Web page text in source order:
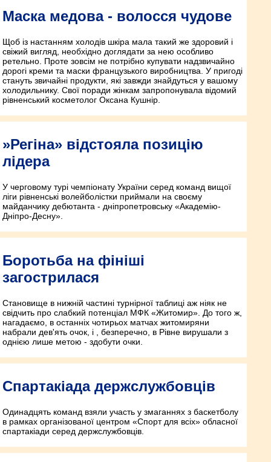
Маска медова - волосся чудове
Щоб із настанням холодів шкіра мала такий же здоровий і
свіжий вигляд, необхідно доглядати за нею особливо
ретельно. Проте зовсім не потрібно купувати надзвичайно
дорогі креми та маски французького виробництва. У пригоді
стануть звичайні продукти, які завжди знайдуться у вашому
холодильнику. Свої поради жінкам запропонувала відомий
рівненський косметолог Оксана Кушнір.
»Регіна» відстояла позицію
лідера
У черговому турі чемпіонату України серед команд вищої
ліги рівненські волейболістки приймали на своєму
майданчику дебютанта - дніпропетровську «Академію-
Дніпро-Десну».
Боротьба на фініші
загострилася
Становище в нижній частині турнірної таблиці аж ніяк не
свідчить про слабкий потенціал МФК «Житомир». До того ж,
нагадаємо, в останніх чотирьох матчах житомиряни
набрали дев'ять очок, і , безперечно, в Рівне вирушали з
однією лише метою - здобути очки.
Спартакіада держслужбовців
Одинадцять команд взяли участь у змаганнях з баскетболу
в рамках організованої центром «Спорт для всіх» обласної
спартакіади серед держслужбовців.